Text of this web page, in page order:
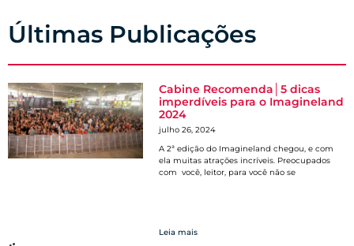
Últimas Publicações
Cabine Recomenda│5 dicas
imperdíveis para o Imagineland
2024
julho 26, 2024
A 2ª edição do Imagineland chegou, e com
ela muitas atrações incríveis. Preocupados
com você, leitor, para você não se
Leia mais